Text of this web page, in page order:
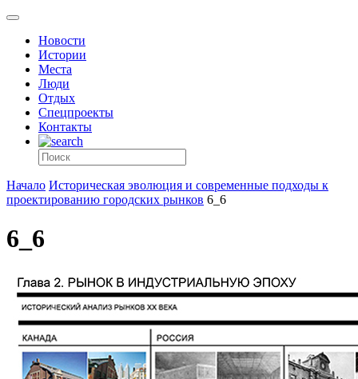
Новости
Истории
Места
Люди
Отдых
Спецпроекты
Контакты
Начало Историческая эволюция и современные подходы к
проектированию городских рынков 6_6
6_6